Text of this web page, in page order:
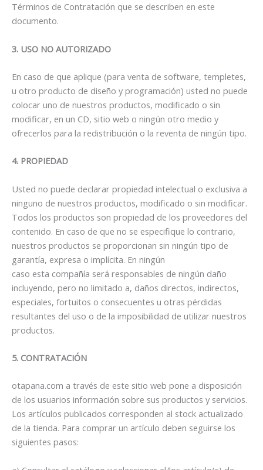
Términos de Contratación que se describen en este
documento.
3. USO NO AUTORIZADO
En caso de que aplique (para venta de software, templetes,
u otro producto de diseño y programación) usted no puede
colocar uno de nuestros productos, modificado o sin
modificar, en un CD, sitio web o ningún otro medio y
ofrecerlos para la redistribución o la reventa de ningún tipo.
4. PROPIEDAD
Usted no puede declarar propiedad intelectual o exclusiva a
ninguno de nuestros productos, modificado o sin modificar.
Todos los productos son propiedad de los proveedores del
contenido. En caso de que no se especifique lo contrario,
nuestros productos se proporcionan sin ningún tipo de
garantía, expresa o implícita. En ningún
caso esta compañía será responsables de ningún daño
incluyendo, pero no limitado a, daños directos, indirectos,
especiales, fortuitos o consecuentes u otras pérdidas
resultantes del uso o de la imposibilidad de utilizar nuestros
productos.
5. CONTRATACIÓN
otapana.com a través de este sitio web pone a disposición
de los usuarios información sobre sus productos y servicios.
Los artículos publicados corresponden al stock actualizado
de la tienda. Para comprar un artículo deben seguirse los
siguientes pasos: